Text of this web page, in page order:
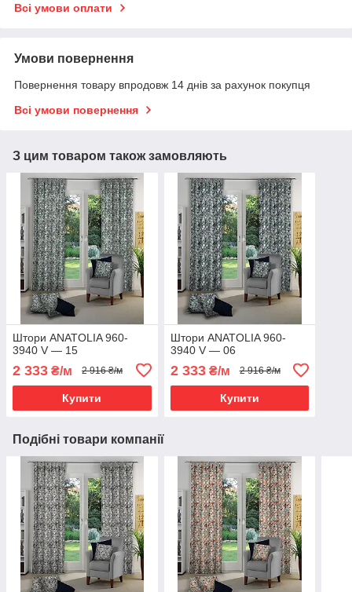
Всі умови оплати
Умови повернення
Повернення товару впродовж 14 днів за рахунок покупця
Всі умови повернення
З цим товаром також замовляють
Штори ANATOLIA 960-
3940 V — 15
2 333 ₴/м 2 916 ₴/м
Купити
Штори ANATOLIA 960-
3940 V — 06
2 333₴/м 2 916 ₴/м
Купити
Подібні товари компанії